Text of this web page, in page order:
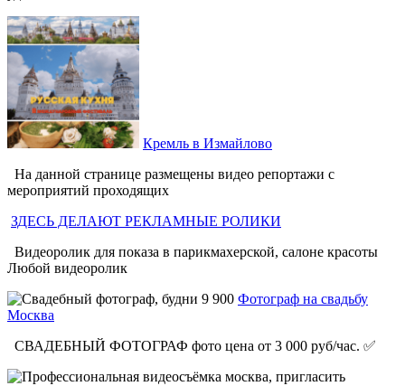
Кремль в Измайлово
На данной странице размещены видео репортажи с
мероприятий проходящих
ЗДЕСЬ ДЕЛАЮТ РЕКЛАМНЫЕ РОЛИКИ
Видеоролик для показа в парикмахерской, салоне красоты
Любой видеоролик
Фотограф на свадьбу
Москва
СВАДЕБНЫЙ ФОТОГРАФ фото цена от 3 000 руб/час. ✅